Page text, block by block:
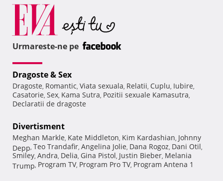
Urmareste-ne pe
Dragoste & Sex
Dragoste, Romantic, Viata sexuala, Relatii, Cuplu, Iubire,
Casatorie, Sex, Kama Sutra, Pozitii sexuale Kamasutra,
Declaratii de dragoste
Divertisment
Meghan Markle, Kate Middleton, Kim Kardashian, Johnny
Depp, Teo Trandafir, Angelina Jolie, Dana Rogoz, Dani Otil,
Smiley, Andra, Delia, Gina Pistol, Justin Bieber, Melania
Trump, Program TV, Program Pro TV, Program Antena 1